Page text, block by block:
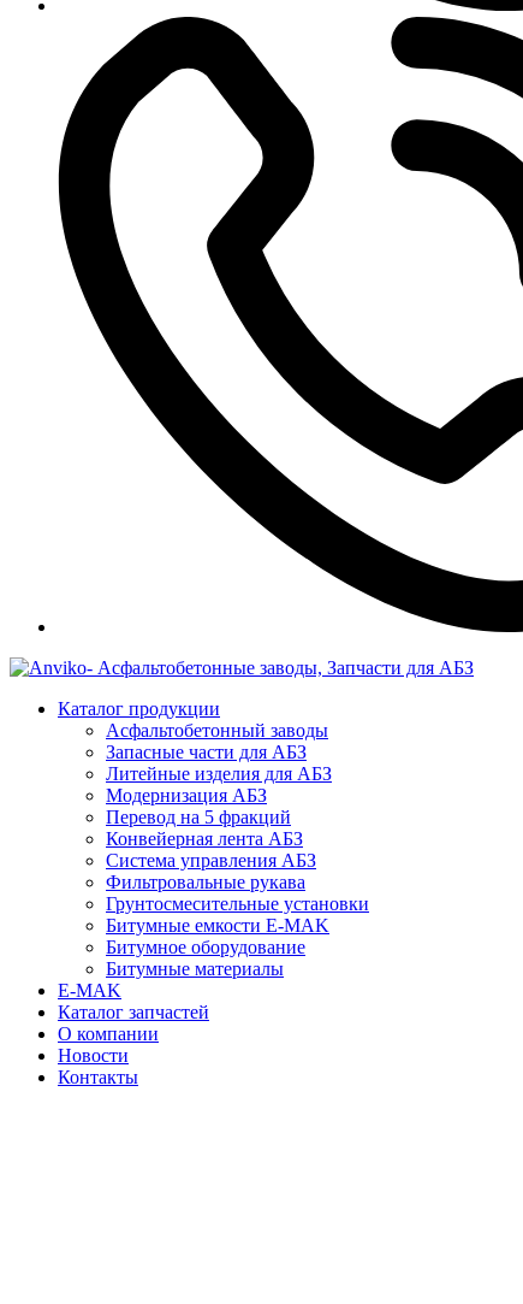
Каталог продукции
Асфальтобетонный заводы
Запасные части для АБЗ
Литейные изделия для АБЗ
Модернизация АБЗ
Перевод на 5 фракций
Конвейерная лента АБЗ
Система управления АБЗ
Фильтровальные рукава
Грунтосмесительные установки
Битумные емкости E-MAK
Битумное оборудование
Битумные материалы
E-MAK
Каталог запчастей
О компании
Новости
Контакты